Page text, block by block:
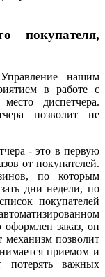
покупателя,
нашим
в работе с
диспетчера.
позволит не
- это в первую
от покупателей.
по которым
дни недели, по
покупателей
заказ, он
механизм позволит
приемом и
потерять важных